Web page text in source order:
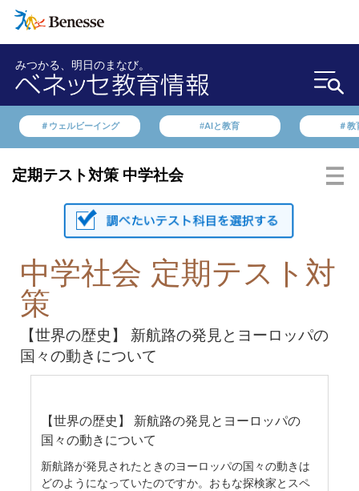
みつかる、明日のまなび。
＃ウェルビーイング #AIと教育 ＃教
定期テスト対策 中学社会
中学社会 定期テスト対
策
【世界の歴史】 新航路の発見とヨーロッパの
国々の動きについて
【世界の歴史】 新航路の発見とヨーロッパの
国々の動きについて
新航路が発見されたときのヨーロッパの国々の動きは
どのようになっていたのですか。おもな探検家とスペ